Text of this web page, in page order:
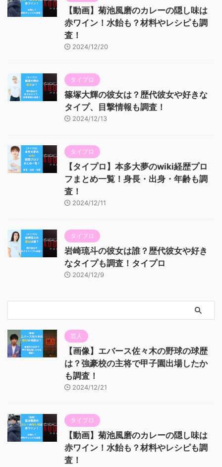
【動画】菊池風磨のカレーの隠し味は
赤ワイン！水飴も？材料やレシピも調
査！
2024/12/20
タイプロ
篠塚大輝の彼女は？歴代彼女や好きな
タイプ、目撃情報も調査！
2024/12/13
タイプロ
【タイプロ】本多大夢のwiki経歴プロ
フまとめ一覧！身長・出身・年齢も調
査！
2024/12/11
タイプロ
岩崎琉斗の彼女は誰？歴代彼女や好き
なタイプも調査！タイプロ
2024/12/9
芸人
【画像】エバース佐々木の野球の球歴
は？強豪校の主将で甲子園出場したか
も調査！
2024/12/21
タイプロ
【動画】菊池風磨のカレーの隠し味は
赤ワイン！水飴も？材料やレシピも調
査！